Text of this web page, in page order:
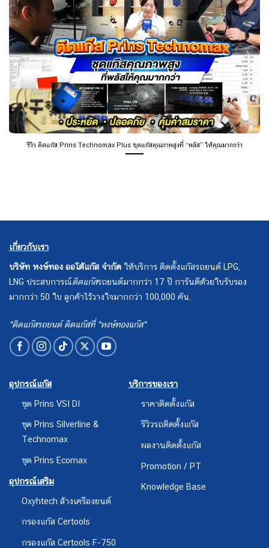
รีวิว ติดแก๊ส Prins Technomax Plus ชุดแก๊สคุณภาพสูงที่ “พลัส” ให้คุณมากกว่า
เกี่ยวกับเรา
บริษัท หงษ์ทอง ออโต้แก๊ส จำกัด ให้บริการ ติดตั้งแก๊สรถยนต์ LPG,
LNG ประสบการณ์ติดแก๊สรถยนต์มากกว่า 17 ปี การันตีด้วยใบรับรอง
มากกว่า 50 ใบ ลูกค้าไว้วางใจมากกว่า 100,000 คัน.
"ติดแก๊สรถยนต์ ติดแก๊สที่ "หงษ์ทองแก๊ส"
อุปกรณ์แก๊ส
ชุด Prins VSI DI
ชุด Prins Silverline &
Technomax
ชุด Prins Ecomax
อุปกรณ์เสริม
Oxyhtech ล้างเครืองยนต์
กรองแก๊ส Certools
กรองแก๊ส Certools F-750
บริการของเรา
ราคาติดตั้งแก๊ส
รีวิวรถติดตั้งแก๊ส
ผลงานติดตั้งแก๊ส
Promotion / PT
Knowledge Base